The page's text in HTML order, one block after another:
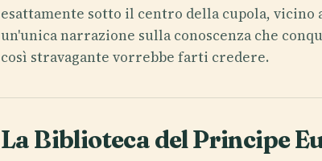
esattamente sotto il centro della cupola,
un'unica narrazione sulla conoscenza che
così stravagante vorrebbe farti credere.
La Biblioteca del Principe